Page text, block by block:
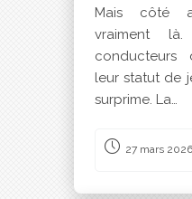
Mais côté
vraiment
conducteurs
leur statut de
surprime. La…
27 mars 2026